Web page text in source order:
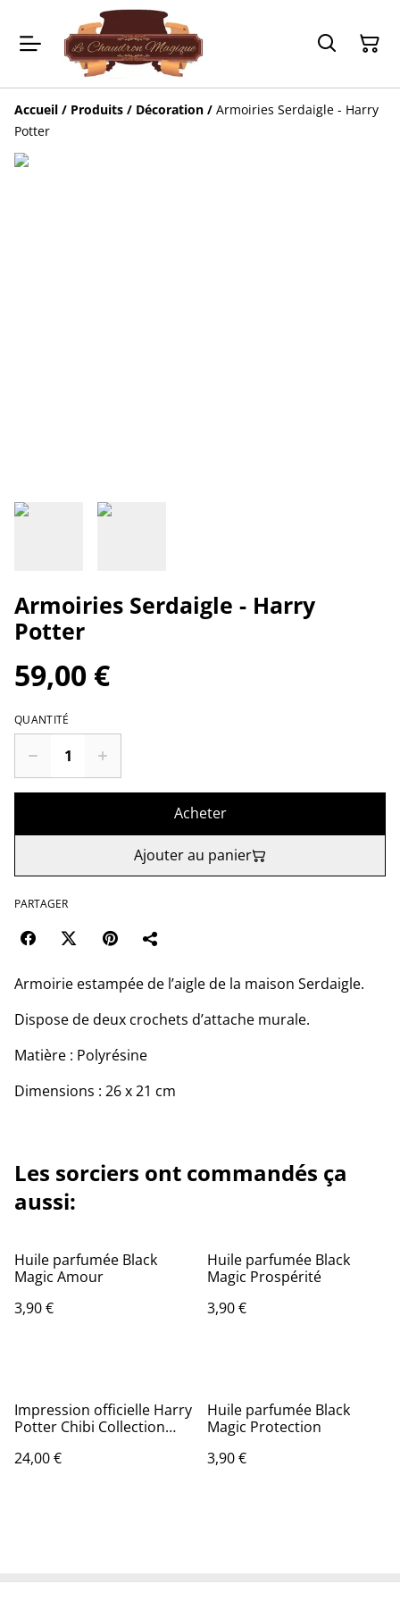
Accueil / Produits / Décoration / Armoiries Serdaigle - Harry
Potter
Armoiries Serdaigle - Harry
Potter
59,00 €
QUANTITÉ
Acheter
Ajouter au panier
PARTAGER
Armoirie estampée de l’aigle de la maison Serdaigle.
Dispose de deux crochets d’attache murale.
Matière : Polyrésine
Dimensions : 26 x 21 cm
Les sorciers ont commandés ça
aussi:
Huile parfumée Black
Magic Amour
3,90 €
Huile parfumée Black
Magic Prospérité
3,90 €
Impression officielle Harry
Potter Chibi Collection
24,00 €
Huile parfumée Black
Magic Protection
3,90 €